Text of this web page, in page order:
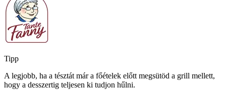
Tipp
A legjobb, ha a tésztát már a főételek előtt megsütöd a grill mellett,
hogy a desszertig teljesen ki tudjon hűlni.